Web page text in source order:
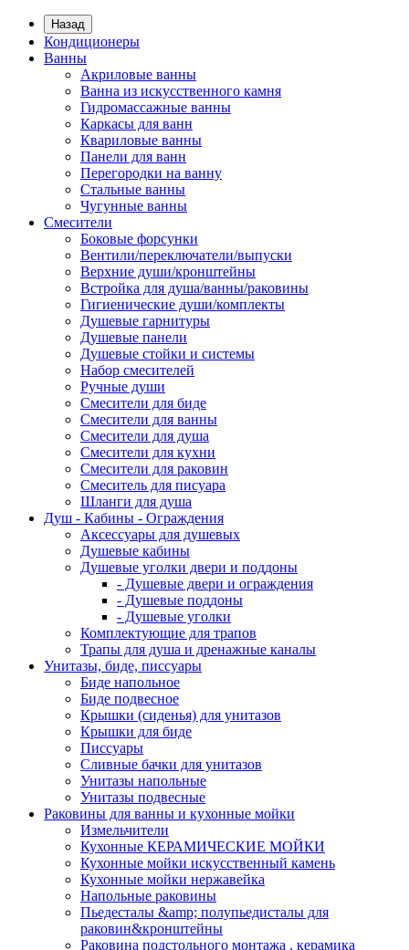
Назад
Кондиционеры
Ванны
Акриловые ванны
Ванна из искусственного камня
Гидромассажные ванны
Каркасы для ванн
Квариловые ванны
Панели для ванн
Перегородки на ванну
Стальные ванны
Чугунные ванны
Смесители
Боковые форсунки
Вентили/переключатели/выпуски
Верхние души/кронштейны
Встройка для душа/ванны/раковины
Гигиенические души/комплекты
Душевые гарнитуры
Душевые панели
Душевые стойки и системы
Набор смесителей
Ручные души
Смесители для биде
Смесители для ванны
Смесители для душа
Смесители для кухни
Смесители для раковин
Смеситель для писуара
Шланги для душа
Душ - Кабины - Ограждения
Аксессуары для душевых
Душевые кабины
Душевые уголки двери и поддоны
- Душевые двери и ограждения
- Душевые поддоны
- Душевые уголки
Комплектующие для трапов
Трапы для душа и дренажные каналы
Унитазы, биде, писсуары
Биде напольное
Биде подвесное
Крышки (сиденья) для унитазов
Крышки для биде
Писсуары
Сливные бачки для унитазов
Унитазы напольные
Унитазы подвесные
Раковины для ванны и кухонные мойки
Измельчители
Кухонные КЕРАМИЧЕСКИЕ МОЙКИ
Кухонные мойки искусственный камень
Кухонные мойки нержавейка
Напольные раковины
Пьедесталы &amp; полупьедисталы для
раковин&кронштейны
Раковина подстольного монтажа , керамика